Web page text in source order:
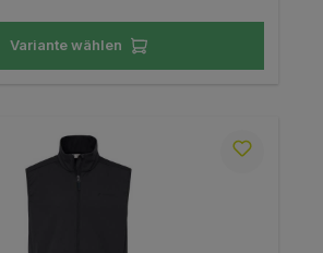
Variante wählen